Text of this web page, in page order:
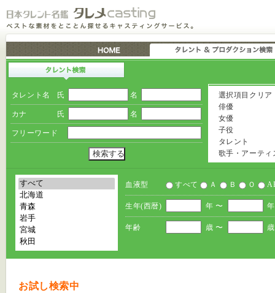
タレント名 氏 名
カナ 氏 名
フリーワード
選択項目クリア
俳優
女優
子役
タレント
歌手・アーティ
血液型 すべて Ａ Ｂ Ｏ
生年(西暦) 年 〜
年齢 歳 〜 歳
お試し検索中